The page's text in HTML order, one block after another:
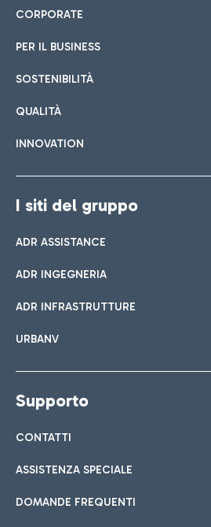
CORPORATE
PER IL BUSINESS
SOSTENIBILITÀ
QUALITÀ
INNOVATION
I siti del gruppo
ADR ASSISTANCE
ADR INGEGNERIA
ADR INFRASTRUTTURE
URBANV
Supporto
CONTATTI
ASSISTENZA SPECIALE
DOMANDE FREQUENTI